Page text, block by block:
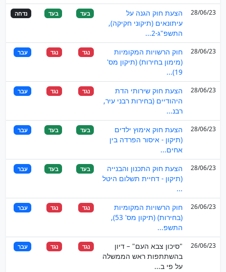
28/06/23
הצעת חוק הגנה על
עיתונאים (תיקוני חקיקה),
התשפ"ג-2...
בעד בעד נדחה
28/06/23
חוק הרשויות המקומיות
(מימון בחירות) (תיקון מס'
19)...
נגד נגד עבר
28/06/23
הצעת חוק שירותי הדת
היהודיים (בחירות רבני עיר,
רבנ...
נגד נגד עבר
28/06/23
הצעת חוק אימוץ ילדים
(תיקון - איסור הפרדה בין
אחים...
בעד בעד עבר
28/06/23
הצעת חוק התכנון והבנייה
(תיקון - דחיית תשלום היטל
...
בעד בעד עבר
26/06/23
חוק הרשויות המקומיות
(בחירות) (תיקון מס' 53),
התשפ...
נגד נגד עבר
26/06/23
"סיכון צבא העם" – דיון
בהשתתפות ראש הממשלה
על פי ב...
נגד נגד עבר